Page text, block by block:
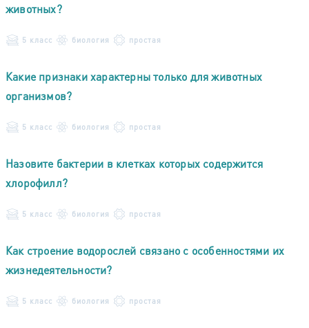
животных?
5 класс биология простая
Какие признаки характерны только для животных
организмов?
5 класс биология простая
Назовите бактерии в клетках которых содержится
хлорофилл?
5 класс биология простая
Как строение водорослей связано с особенностями их
жизнедеятельности?
5 класс биология простая